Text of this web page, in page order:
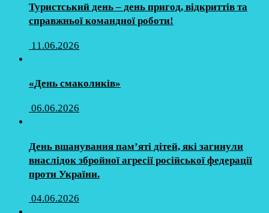
Туристський день – день пригод, відкриттів та
справжньої командної роботи!
11.06.2026
«День смаколиків»
06.06.2026
День вшанування пам’яті дітей, які загинули
внаслідок збройної агресії російської федерації
проти України.
04.06.2026